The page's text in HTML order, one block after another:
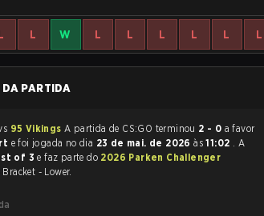
L W L L L L L L
PARTIDA
95 Vikings A partida de CS:GO terminou 2 - 0
e foi jogada no dia 23 de mai. de 2026às11:02 . A
of 3e faz parte do 2026 Parken Challenger
Bracket - Lower.